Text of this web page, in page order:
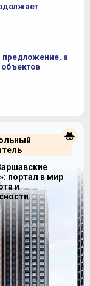
предложение, а
портал в мир
и